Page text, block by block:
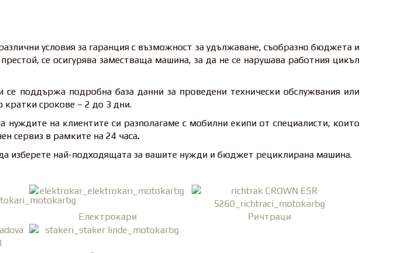
условия за гаранция с възможност за удължаване, съобразно бюджета и
се осигурява заместваща машина, за да не се нарушава работния цикъл
поддържа подробна база данни за проведени технически обслужвания или
кратки срокове – 2 до 3 дни.
на клиентите си разполагаме с мобилни екипи от специалисти, които
сервиз в рамките на 24 часа.
изберете най-подходящата за вашите нужди и бюджет рециклирана машина.
Електрокари Ричтраци